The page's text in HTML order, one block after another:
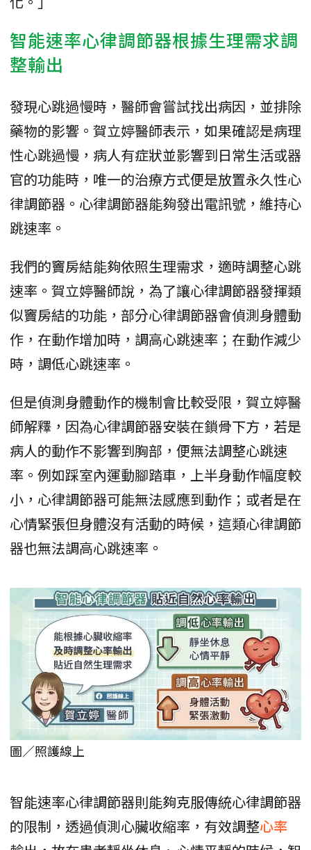
智能速率心律調節器根據生理需求調
整輸出
發現心跳過慢時，醫師會嘗試找出病因，並排除
藥物的影響。賀立婷醫師表示，如果確認是病理
性心跳過慢，病人有症狀並影響到日常生活或器
官的功能時，唯一的治療方式便是放置永久性心
律調節器。心律調節器能夠發出電訊號，維持心
跳速率。
我們的竇房結能夠依照生理需求，適時調整心跳
速率。賀立婷醫師說，為了讓心律調節器發揮類
似竇房結的功能，部分心律調節器會偵測身體動
作，在動作增加時，調高心跳速率；在動作減少
時，調低心跳速率。
但是偵測身體動作的機制會比較受限，賀立婷醫
師解釋，因為心律調節器安裝在鎖骨下方，若是
病人的動作不影響到胸部，便無法調整心跳速
率。例如踩室內運動腳踏車，上半身動作幅度較
小，心律調節器可能無法感應到動作；或者是在
心情緊張但身體沒有活動的時候，這類心律調節
器也無法調高心跳速率。
圖／照護線上
智能速率心律調節器則能夠克服傳統心律調節器
的限制，透過偵測心臟收縮率，有效調整心率